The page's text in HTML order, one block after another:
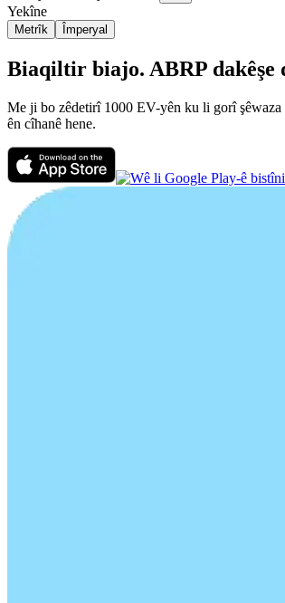
Yekîne
Metrîk Împeryal
Biaqiltir biajo. ABRP dakêşe
Me ji bo zêdetirî 1000 EV-yên ku li gorî
ên cîhanê hene.